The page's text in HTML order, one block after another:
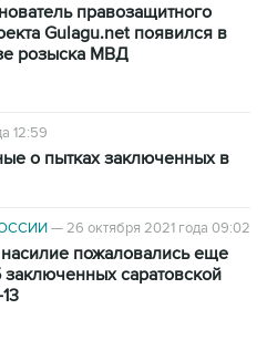
правозащитного
Gulagu.net появился в
розыска МВД
12:59
о пытках заключенных в
—26 октября 2021 года 09:02
пожаловались еще
заключенных саратовской